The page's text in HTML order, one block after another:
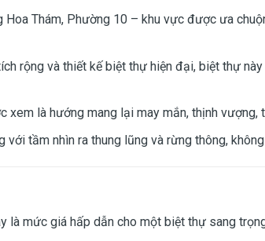
Hoa Thám, Phường 10 – khu vực được ưa
rộng và thiết kế biệt thự hiện đại, biệt thự
xem là hướng mang lại may mắn, thịnh
với tầm nhìn ra thung lũng và rừng thông,
là mức giá hấp dẫn cho một biệt thự sang